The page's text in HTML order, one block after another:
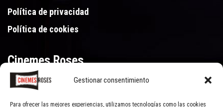
Gestionar consentimiento
Para ofrecer las mejores experiencias, utilizamos tecnologías como las cookies
Política de privacidad
Política de cookies
Cinemes Roses
Gran Via de Pau Casals 250, 17480 Roses (Girona)
972 15 46 46